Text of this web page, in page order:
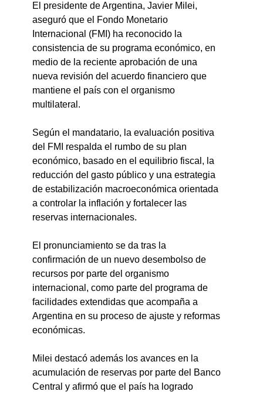
El presidente de Argentina, Javier Milei,
aseguró que el Fondo Monetario
Internacional (FMI) ha reconocido la
consistencia de su programa económico, en
medio de la reciente aprobación de una
nueva revisión del acuerdo financiero que
mantiene el país con el organismo
multilateral.
Según el mandatario, la evaluación positiva
del FMI respalda el rumbo de su plan
económico, basado en el equilibrio fiscal, la
reducción del gasto público y una estrategia
de estabilización macroeconómica orientada
a controlar la inflación y fortalecer las
reservas internacionales.
El pronunciamiento se da tras la
confirmación de un nuevo desembolso de
recursos por parte del organismo
internacional, como parte del programa de
facilidades extendidas que acompaña a
Argentina en su proceso de ajuste y reformas
económicas.
Milei destacó además los avances en la
acumulación de reservas por parte del Banco
Central y afirmó que el país ha logrado